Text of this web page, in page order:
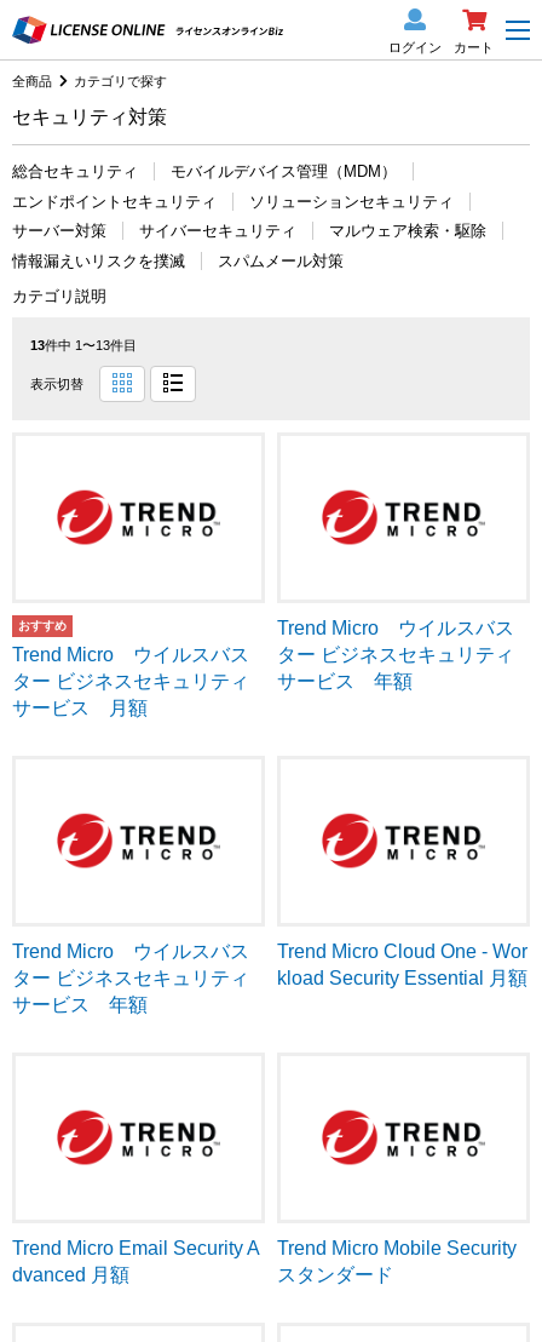
ログイン カート
全商品 カテゴリで探す
セキュリティ対策
総合セキュリティ
モバイルデバイス管理（MDM）
エンドポイントセキュリティ
ソリューションセキュリティ
サーバー対策
サイバーセキュリティ
マルウェア検索・駆除
情報漏えいリスクを撲滅
スパムメール対策
カテゴリ説明
13件中 1〜13件目
表示切替
Trend Micro ウイルスバス
ター ビジネスセキュリティ
サービス 月額
Trend Micro ウイルスバス
ター ビジネスセキュリティ
サービス 年額
Trend Micro ウイルスバス
ター ビジネスセキュリティ
サービス 年額
Trend Micro Cloud One - Wor
kload Security Essential 月額
Trend Micro Email Security A
dvanced 月額
Trend Micro Mobile Security
スタンダード